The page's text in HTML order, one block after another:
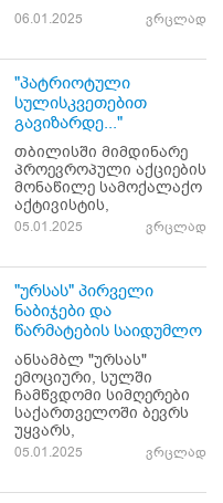
06.01.2025 ვრცლად
"პატრიოტული
სულისკვეთებით
გავიზარდე..."
თბილისში მიმდინარე
პროევროპული აქციების
მონაწილე სამოქალაქო
აქტივისტის,
05.01.2025 ვრცლად
"ურსას" პირველი
ნაბიჯები და
წარმატების საიდუმლო
ანსამბლ "ურსას"
ემოციური, სულში
ჩამწვდომი სიმღერები
საქართველოში ბევრს
უყვარს,
05.01.2025 ვრცლად